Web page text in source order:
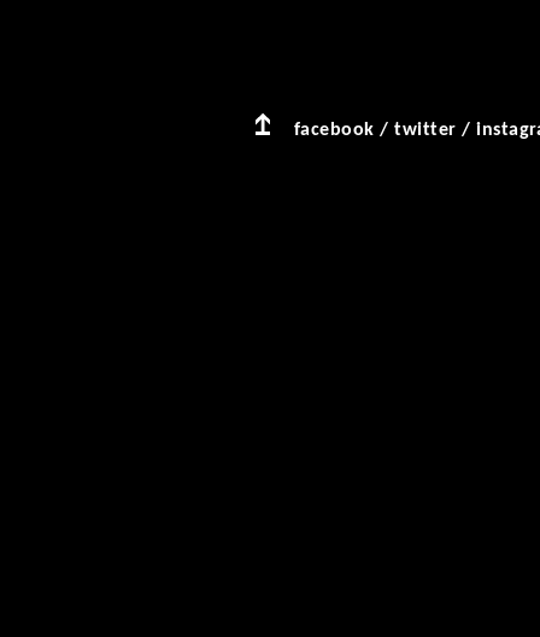
facebook /twitter /